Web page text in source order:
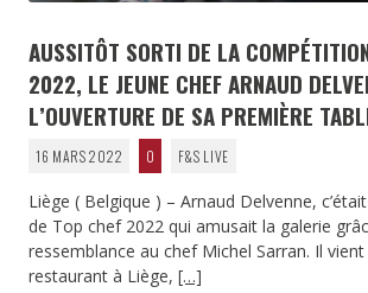
AUSSITÔT SORTI DE LA
2022, LE JEUNE CHEF ARNAUD
L’OUVERTURE DE SA PREMIÈRE
16 MARS 2022 0 F&S LIVE
Liège ( Belgique ) – Arnaud Delvenne,
de Top chef 2022 qui amusait la galerie
ressemblance au chef Michel Sarran. Il vient
restaurant à Liège, […]